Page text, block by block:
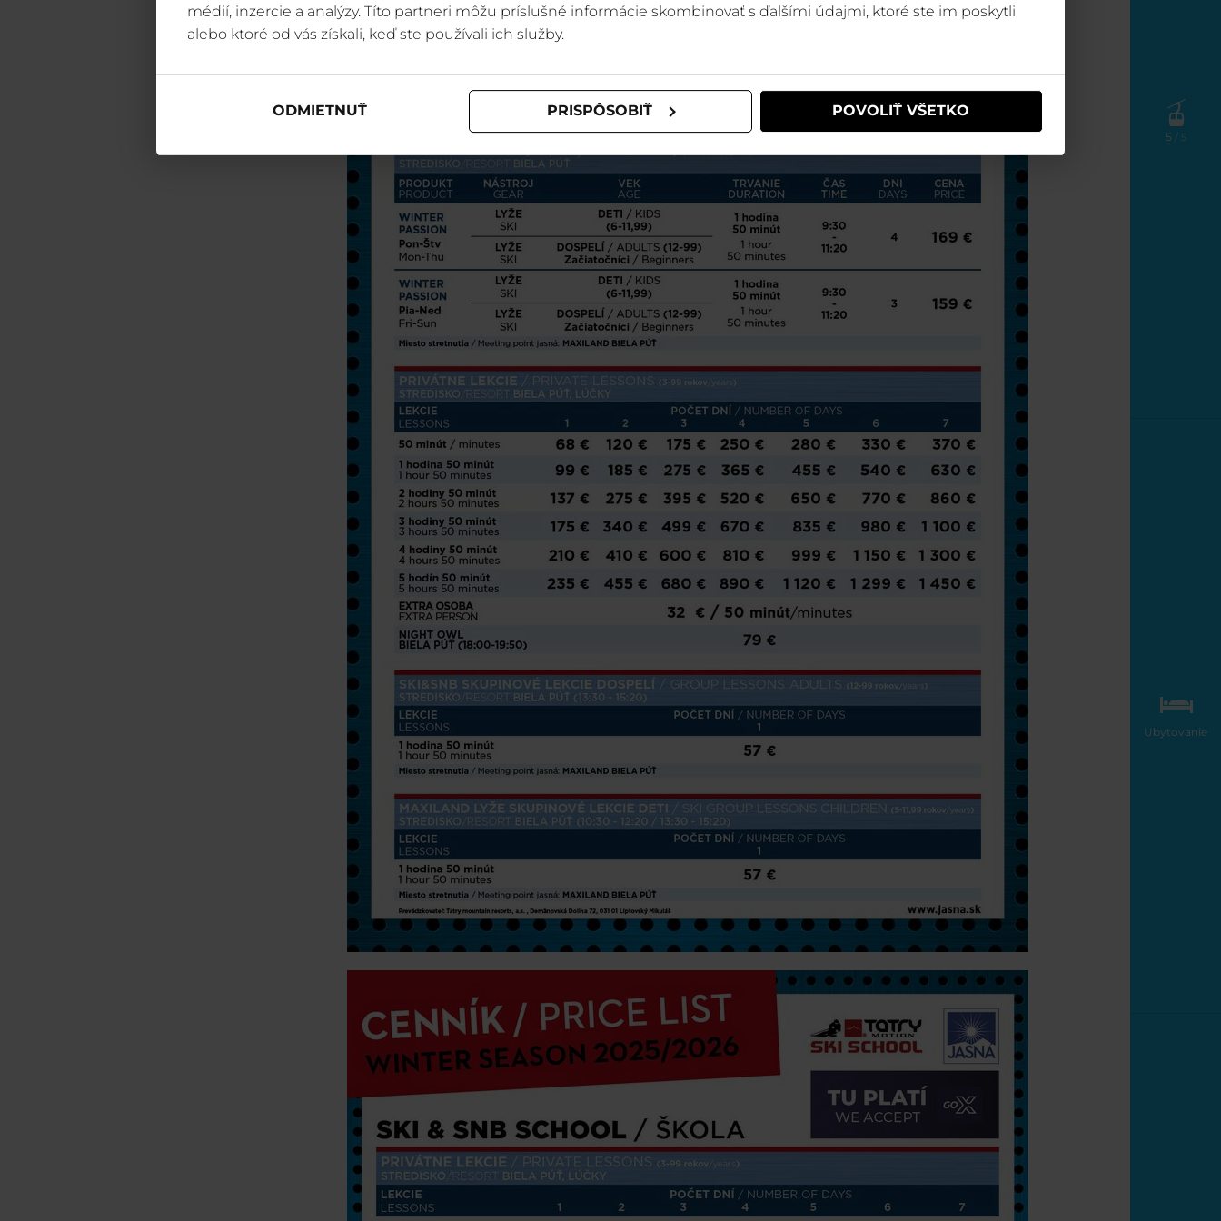
médií, inzercie a analýzy. Títo partneri môžu príslušné informácie skombinovať s ďalšími údajmi, ktoré ste im poskytli
alebo ktoré od vás získali, keď ste používali ich služby.
ODMIETNUŤ PRISPÔSOBIŤ POVOLIŤ VŠETKO
5 / 5
Ubytovanie